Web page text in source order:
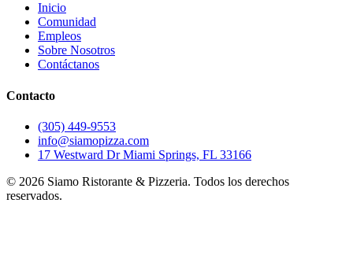
Inicio
Comunidad
Empleos
Sobre Nosotros
Contáctanos
Contacto
(305) 449-9553
info@siamopizza.com
17 Westward Dr Miami Springs, FL 33166
© 2026 Siamo Ristorante & Pizzeria. Todos los derechos
reservados.